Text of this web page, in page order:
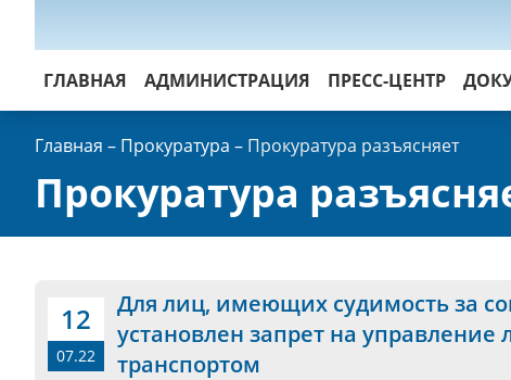
ГЛАВНАЯ АДМИНИСТРАЦИЯ ПРЕСС-ЦЕНТР
Главная – Прокуратура – Прокуратура разъясняет
Прокуратура
12
07.22
Для лиц, имеющих судимость за
установлен запрет на
транспортом